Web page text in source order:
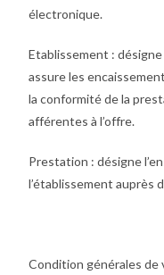
électronique.
Etablissement :
assure les
la conformité de la
afférentes à l’offre.
Prestation : désigne
l’établissement auprès
Condition générales de